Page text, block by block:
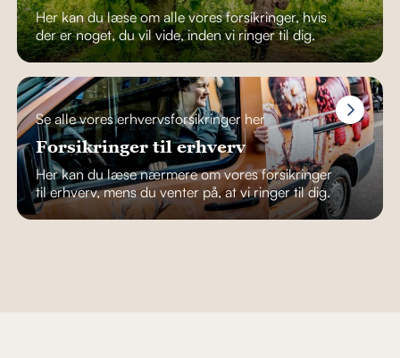
Her kan du læse om alle vores forsikringer, hvis
der er noget, du vil vide, inden vi ringer til dig.
Se alle vores erhvervsforsikringer her
Forsikringer til erhverv
Her kan du læse nærmere om vores forsikringer
til erhverv, mens du venter på, at vi ringer til dig.